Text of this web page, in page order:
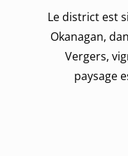
Le district est
Okanagan,
Vergers,
paysage